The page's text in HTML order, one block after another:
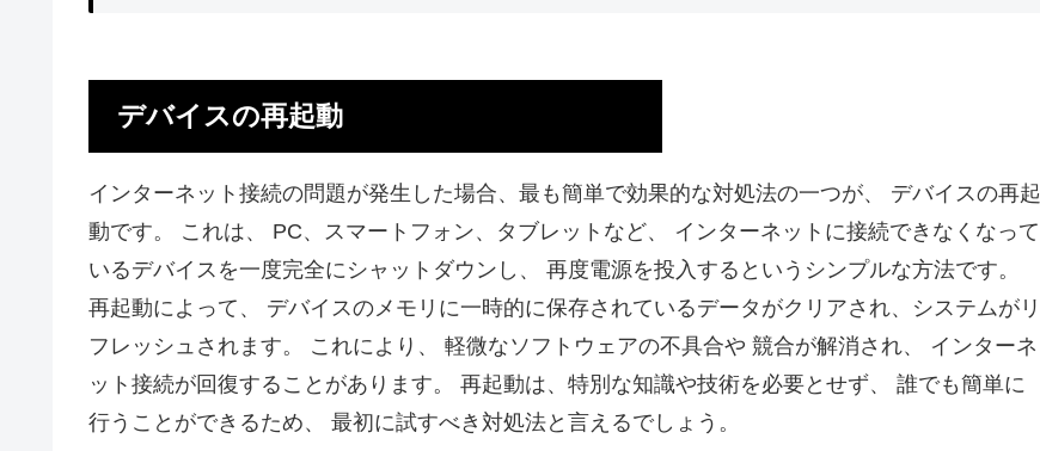
デバイスの再起動
インターネット接続の問題が発生した場合、最も簡単で効果的な対処法の一つが、 デバイスの再起
動です。 これは、 PC、スマートフォン、タブレットなど、 インターネットに接続できなくなって
いるデバイスを一度完全にシャットダウンし、 再度電源を投入するというシンプルな方法です。
再起動によって、 デバイスのメモリに一時的に保存されているデータがクリアされ、システムがリ
フレッシュされます。 これにより、 軽微なソフトウェアの不具合や 競合が解消され、 インターネ
ット接続が回復することがあります。 再起動は、特別な知識や技術を必要とせず、 誰でも簡単に
行うことができるため、 最初に試すべき対処法と言えるでしょう。